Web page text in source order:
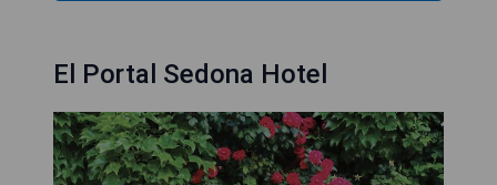
El Portal Sedona Hotel